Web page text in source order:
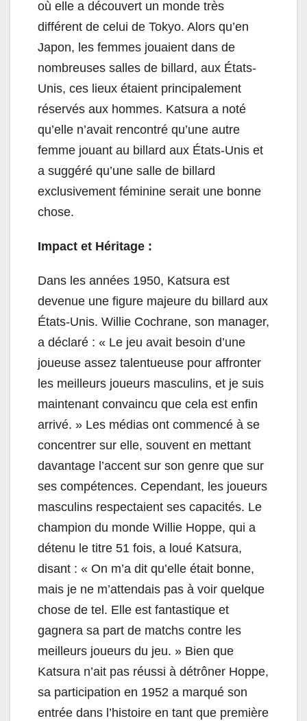
où elle a découvert un monde très
différent de celui de Tokyo. Alors qu’en
Japon, les femmes jouaient dans de
nombreuses salles de billard, aux États-
Unis, ces lieux étaient principalement
réservés aux hommes. Katsura a noté
qu’elle n’avait rencontré qu’une autre
femme jouant au billard aux États-Unis et
a suggéré qu’une salle de billard
exclusivement féminine serait une bonne
chose.
Impact et Héritage :
Dans les années 1950, Katsura est
devenue une figure majeure du billard aux
États-Unis. Willie Cochrane, son manager,
a déclaré : « Le jeu avait besoin d’une
joueuse assez talentueuse pour affronter
les meilleurs joueurs masculins, et je suis
maintenant convaincu que cela est enfin
arrivé. » Les médias ont commencé à se
concentrer sur elle, souvent en mettant
davantage l’accent sur son genre que sur
ses compétences. Cependant, les joueurs
masculins respectaient ses capacités. Le
champion du monde Willie Hoppe, qui a
détenu le titre 51 fois, a loué Katsura,
disant : « On m’a dit qu’elle était bonne,
mais je ne m’attendais pas à voir quelque
chose de tel. Elle est fantastique et
gagnera sa part de matchs contre les
meilleurs joueurs du jeu. » Bien que
Katsura n’ait pas réussi à détrôner Hoppe,
sa participation en 1952 a marqué son
entrée dans l’histoire en tant que première